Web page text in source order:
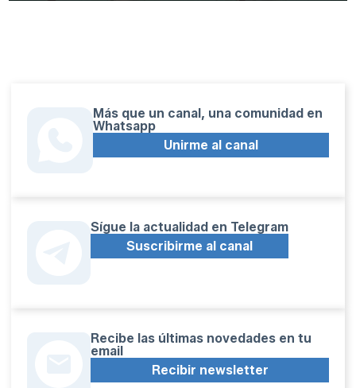
Más que un canal, una comunidad en
Whatsapp
Unirme al canal
Sígue la actualidad en Telegram
Suscribirme al canal
Recibe las últimas novedades en tu
email
Recibir newsletter